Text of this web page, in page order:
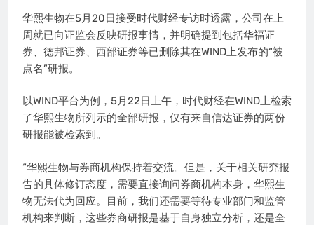
华熙生物在5月20日接受时代财经专访时透露，公司在上
周就已向证监会反映研报事情，并明确提到包括华福证
券、德邦证券、西部证券等已删除其在WIND上发布的“被
点名”研报。
以WIND平台为例，5月22日上午，时代财经在WIND上检索
了华熙生物所列示的全部研报，仅有来自信达证券的两份
研报能被检索到。
“华熙生物与券商机构保持着交流。但是，关于相关研究报
告的具体修订态度，需要直接询问券商机构本身，华熙生
物无法代为回应。目前，我们还需要等待专业部门和监管
机构来判断，这些券商研报是基于自身独立分析，还是全